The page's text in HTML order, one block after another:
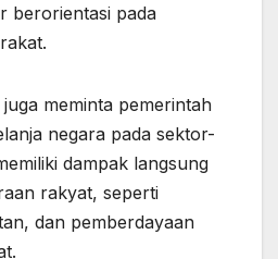
berorientasi pada
meminta pemerintah
negara pada sektor-
dampak langsung
rakyat, seperti
dan pemberdayaan